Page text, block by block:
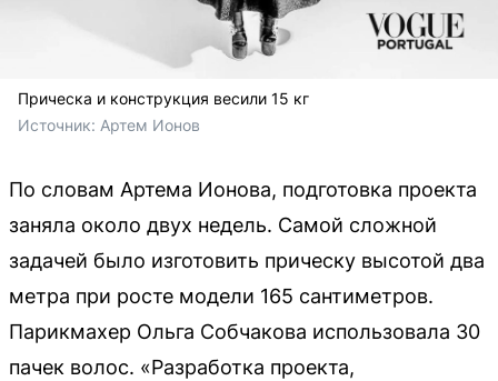
Прическа и конструкция весили 15 кг
Источник: Артем Ионов
По словам Артема Ионова, подготовка проекта
заняла около двух недель. Самой сложной
задачей было изготовить прическу высотой два
метра при росте модели 165 сантиметров.
Парикмахер Ольга Собчакова использовала 30
пачек волос. «Разработка проекта,